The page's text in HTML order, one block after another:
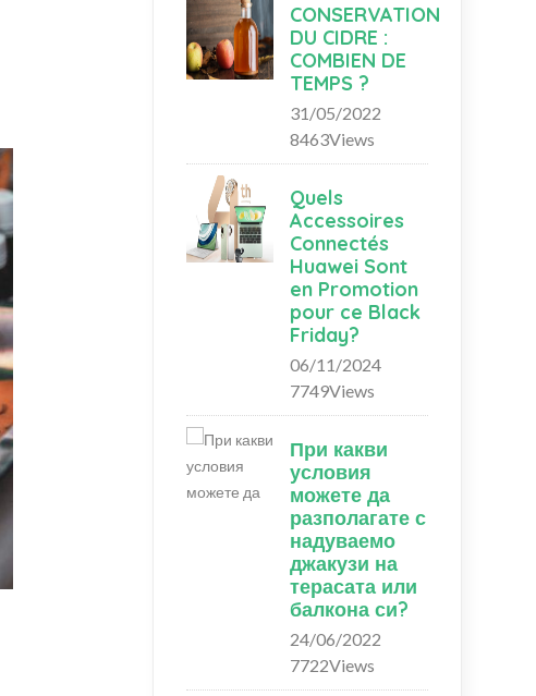
CONSERVATION
DU CIDRE :
COMBIEN DE
TEMPS ?
31/05/2022
8463Views
Quels
Accessoires
Connectés
Huawei Sont
en Promotion
pour ce Black
Friday?
06/11/2024
7749Views
При какви
условия
можете да
разполагате с
надуваемо
джакузи на
терасата или
балкона си?
24/06/2022
7722Views